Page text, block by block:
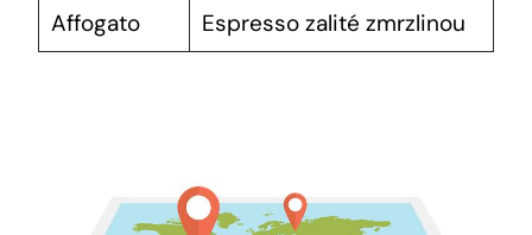
Affogato
Espresso‌ zalité zmrzlinou